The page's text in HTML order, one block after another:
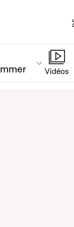
Vidéos